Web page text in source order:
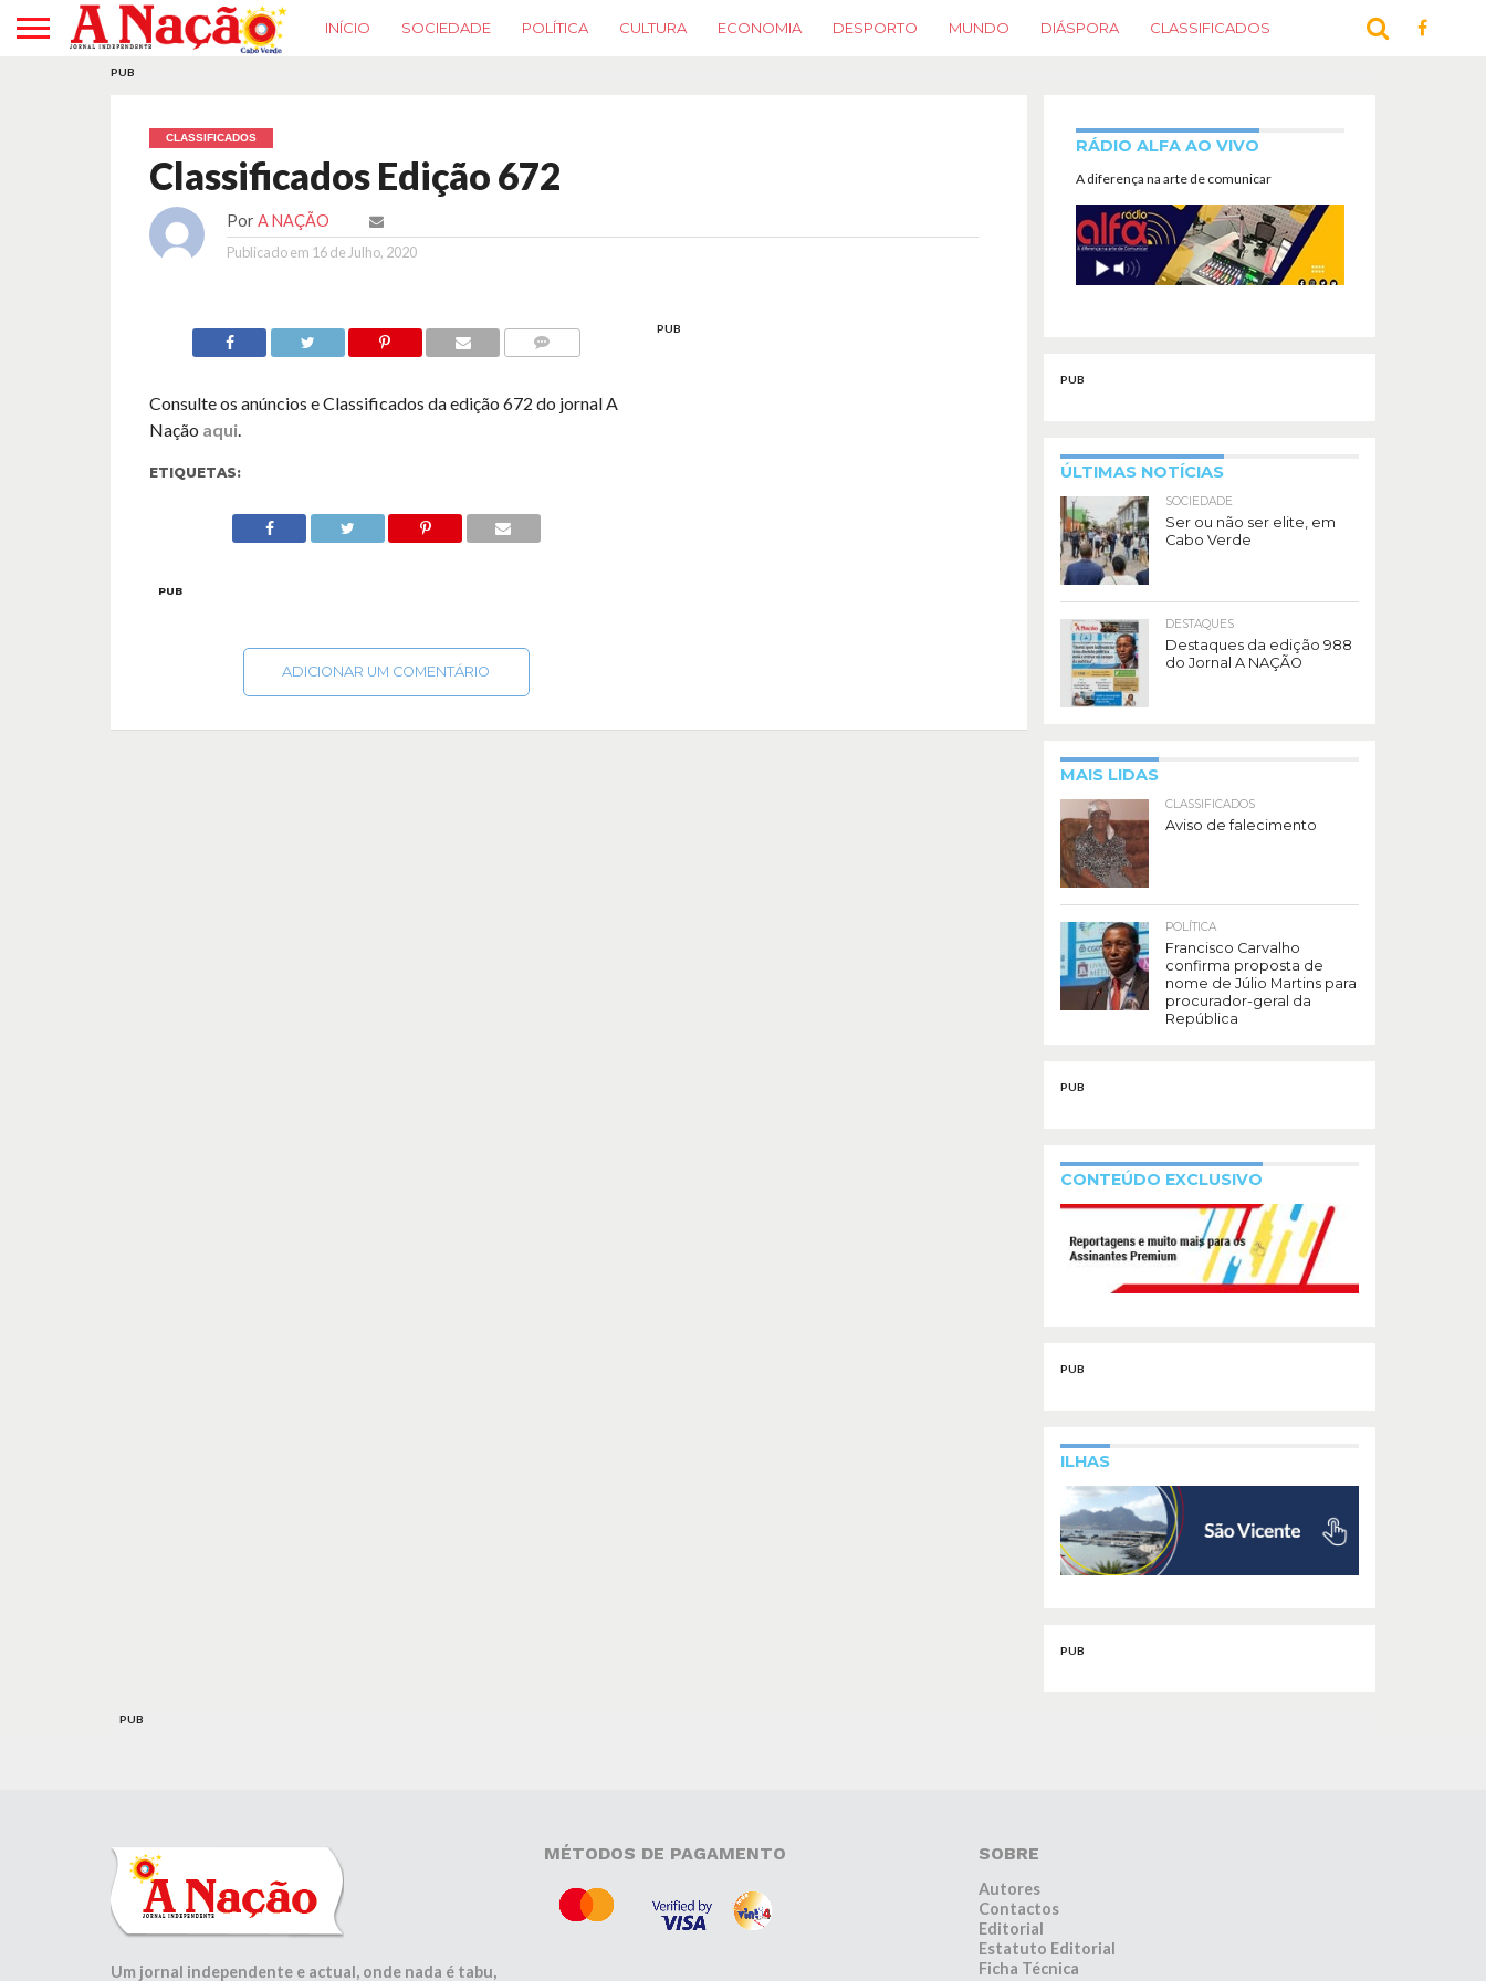
INÍCIO SOCIEDADE POLÍTICA CULTURA ECONOMIA DESPORTO MUNDO DIÁSPORA CLASSIFICADOS
PUB
CLASSIFICADOS
Classificados Edição 672
Por A NAÇÃO
Publicado em 16 de Julho, 2020
Consulte os anúncios e Classificados da edição 672 do jornal A
Nação aqui.
ETIQUETAS:
PUB
ADICIONAR UM COMENTÁRIO
PUB
RÁDIO ALFA AO VIVO
A diferença na arte de comunicar
PUB
ÚLTIMAS NOTÍCIAS
SOCIEDADE
Ser ou não ser elite, em
Cabo Verde
DESTAQUES
Destaques da edição 988
do Jornal A NAÇÃO
MAIS LIDAS
CLASSIFICADOS
Aviso de falecimento
POLÍTICA
Francisco Carvalho
confirma proposta de
nome de Júlio Martins para
procurador-geral da
República
PUB
CONTEÚDO EXCLUSIVO
PUB
ILHAS
PUB
PUB
Um jornal independente e actual, onde nada é tabu,
MÉTODOS DE PAGAMENTO SOBRE
Autores
Contactos
Editorial
Estatuto Editorial
Ficha Técnica